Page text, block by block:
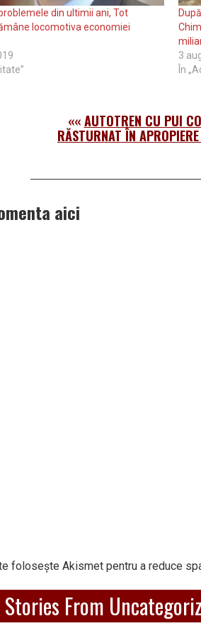
din ultimii ani, Tot
locomotiva economiei
3
În
««AUTOTREN CU PUI
RĂSTURNAT ÎN
aici
folosește Akismet pentru a reduce
From